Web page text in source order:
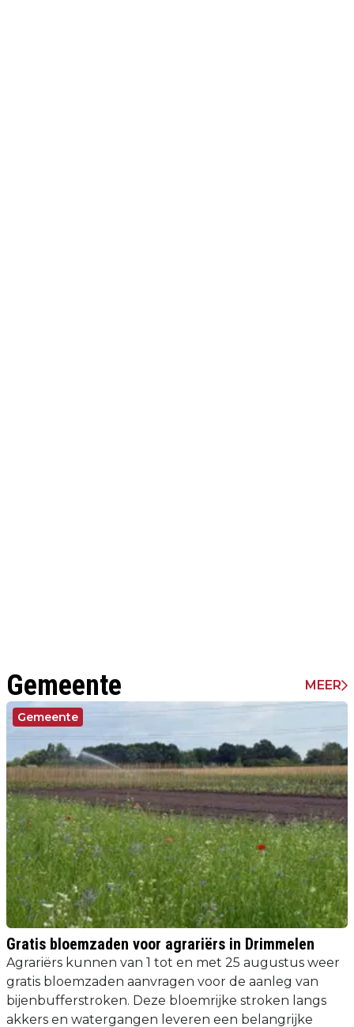
Gemeente MEER
Gemeente
Gratis bloemzaden voor agrariërs in Drimmelen
Agrariërs kunnen van 1 tot en met 25 augustus weer
gratis bloemzaden aanvragen voor de aanleg van
bijenbufferstroken. Deze bloemrijke stroken langs
akkers en watergangen leveren een belangrijke